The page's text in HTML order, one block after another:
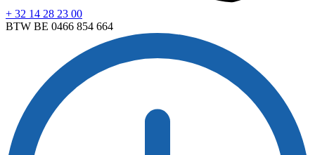
+ 32 14 28 23 00
BTW BE 0466 854 664